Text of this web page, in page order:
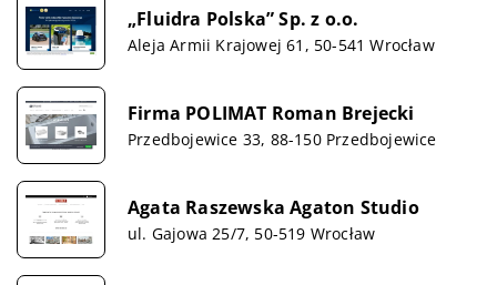
„Fluidra Polska” Sp. z o.o.
Aleja Armii Krajowej 61, 50-541 Wrocław
Firma POLIMAT Roman Brejecki
Przedbojewice 33, 88-150 Przedbojewice
Agata Raszewska Agaton Studio
ul. Gajowa 25/7, 50-519 Wrocław